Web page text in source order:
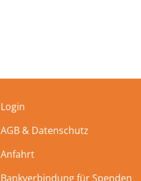
Login
AGB & Datenschutz
Anfahrt
Bankverbindung für Spenden